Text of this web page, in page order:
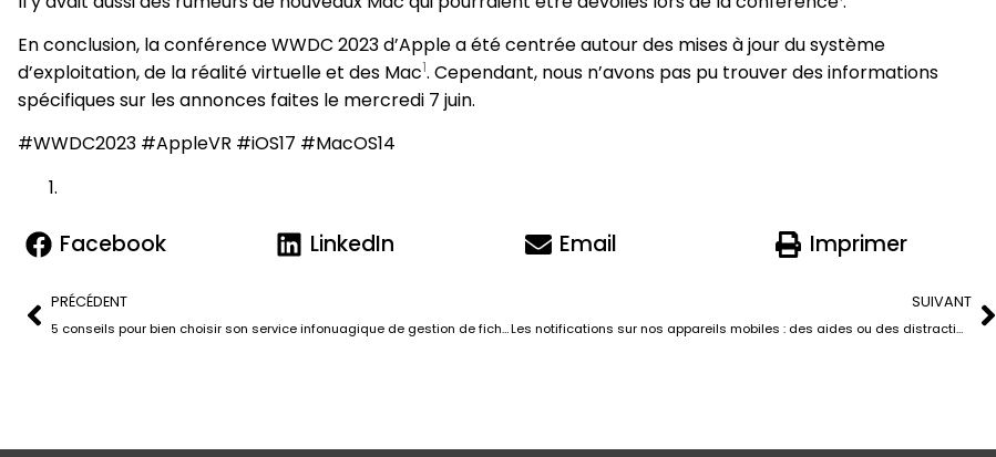
En conclusion, la conférence WWDC 2023 d’Apple a été centrée autour des mises à jour du système
d’exploitation, de la réalité virtuelle et des Mac​1​. Cependant, nous n’avons pas pu trouver des informations
spécifiques sur les annonces faites le mercredi 7 juin.
#WWDC2023 #AppleVR #iOS17 #MacOS14
Facebook LinkedIn Email Imprimer
PRÉCÉDENT
5 conseils pour bien choisir son service infonuagique de gestion de fichiers
SUIVANT
Les notifications sur nos appareils mobiles : des aides ou des distractions ?